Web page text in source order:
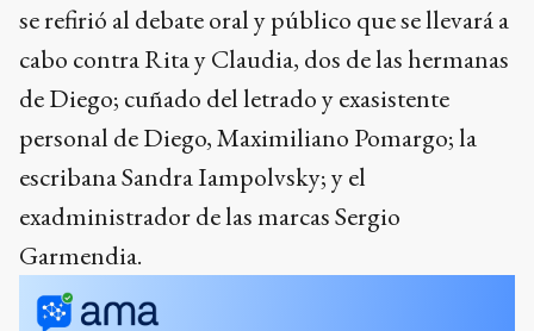
se refirió al debate oral y público que se llevará a
cabo contra Rita y Claudia, dos de las hermanas
de Diego; cuñado del letrado y exasistente
personal de Diego, Maximiliano Pomargo; la
escribana Sandra Iampolvsky; y el
exadministrador de las marcas Sergio
Garmendia.